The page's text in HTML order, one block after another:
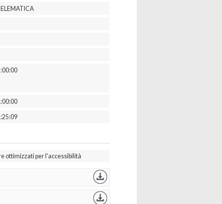
ottimizzati per l'accessibilità